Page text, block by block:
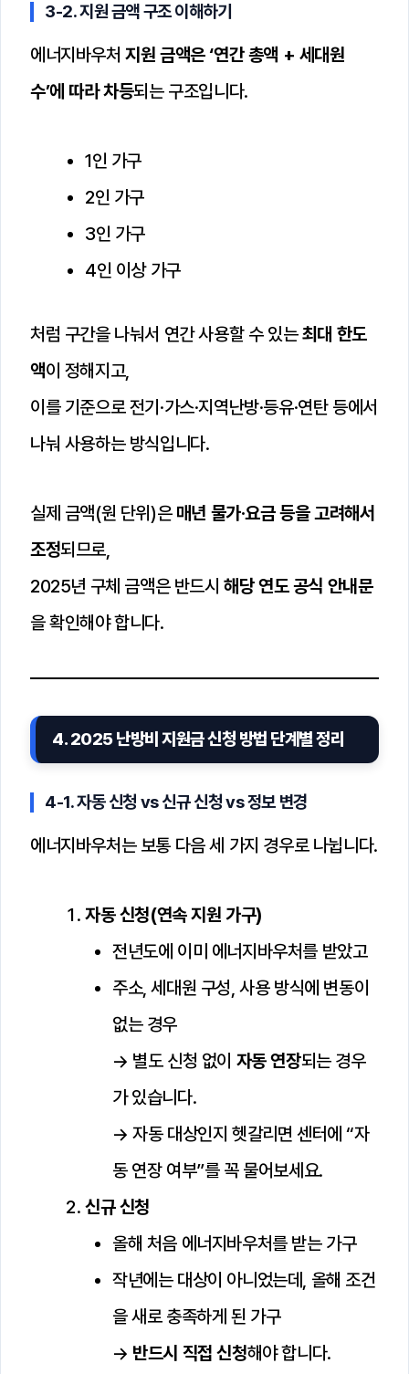
3-2. 지원 금액 구조 이해하기
에너지바우처지원 금액은 ‘연간 총액 + 세대원
수’에 따라 차등되는 구조입니다.
1인 가구
2인 가구
3인 가구
4인 이상 가구
처럼 구간을 나눠서 연간 사용할 수 있는최대 한도
액이 정해지고,
이를 기준으로 전기·가스·지역난방·등유·연탄 등에서
나눠 사용하는 방식입니다.
실제 금액(원 단위)은 매년 물가·요금 등을 고려해서
조정되므로,
2025년 구체 금액은 반드시해당 연도 공식 안내문
을 확인해야 합니다.
4. 2025 난방비 지원금 신청 방법 단계별 정리
4-1. 자동 신청 vs 신규 신청 vs 정보 변경
에너지바우처는 보통 다음 세 가지 경우로 나뉩니다.
자동 신청(연속 지원 가구)
전년도에 이미 에너지바우처를 받았고
주소, 세대원 구성, 사용 방식에 변동이
없는 경우
→ 별도 신청 없이 자동 연장되는 경우
가 있습니다.
→ 자동 대상인지 헷갈리면 센터에 “자
동 연장 여부”를 꼭 물어보세요.
신규 신청
올해 처음 에너지바우처를 받는 가구
작년에는 대상이 아니었는데, 올해 조건
을 새로 충족하게 된 가구
→ 반드시 직접 신청해야 합니다.